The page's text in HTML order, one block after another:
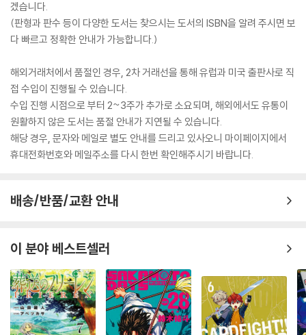
겠습니다.
(판형과 판수 등이 다양한 도서는 찾으시는 도서의 ISBN을 알려 주시면 보
다 빠르고 정확한 안내가 가능합니다.)
해외거래처에서 품절인 경우, 2차 거래선을 통해 유럽과 미국 출판사로 직
접 수입이 진행될 수 있습니다.
수입 진행 시점으로 부터 2~3주가 추가로 소요되며, 해외에서도 유통이
원활하지 않은 도서는 품절 안내가 지연될 수 있습니다.
해당 경우, 문자와 메일로 별도 안내를 드리고 있사오니 마이페이지에서
휴대전화번호와 메일주소를 다시 한번 확인해주시기 바랍니다.
배송/반품/교환 안내
이 분야 베스트셀러